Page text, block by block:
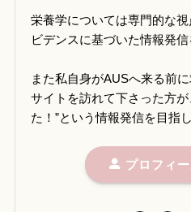
栄養学については専門的な
ビデンスに基づいた情報発信
また私自身がAUSへ来る前
サイトを訪れて下さった方
た！”という情報発信を目指
プロフィ